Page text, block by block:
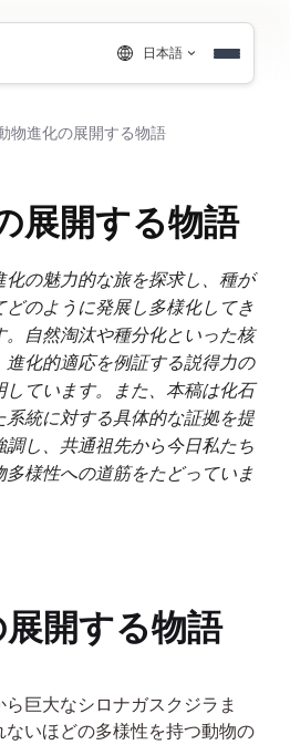
日本語
物進化の展開する物語
展開する物語
化の魅力的な旅を探求し、種が
のように発展し多様化してき
。自然淘汰や種分化といった核
化的適応を例証する説得力の
ています。また、本稿は化石
統に対する具体的な証拠を提
し、共通祖先から今日私たち
様性への道筋をたどっていま
開する物語
巨大なシロナガスクジラま
いほどの多様性を持つ動物の